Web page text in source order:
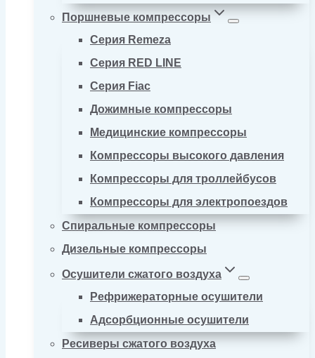
Поршневые компрессоры
Серия Remeza
Серия RED LINE
Серия Fiac
Дожимные компрессоры
Медицинские компрессоры
Компрессоры высокого давления
Компрессоры для троллейбусов
Компрессоры для электропоездов
Спиральные компрессоры
Дизельные компрессоры
Осушители сжатого воздуха
Рефрижераторные осушители
Адсорбционные осушители
Ресиверы сжатого воздуха